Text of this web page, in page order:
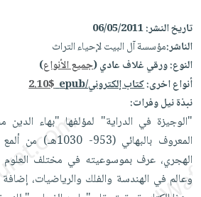
iKitab
على
Android
تحميل
iKitab
على
Apple
masmu3
على
Apple
القراءة
جوائز
أجهزة
العناية
الشخصية
العناية
وتصفيف
الشعر
العناية
بالجسم
العناية
المطبخ
والسفرة
الكل
أواني
الطهي
أدوات
الخبز
متجر
الهدايا
أقسام
الأكثر شحن
تاريخ النشر:06/05/2011
الناشر:مؤسسة آل البيت لإحياء التراث
النوع:ورقي غلاف عادي (جميع الأنواع)
أنواع اخرى:كتاب إلكتروني/epub
2.10$
نبذة نيل وفرات:
"الوجيزة في الدراية" لمؤلفها "بهاء
المعروف بالبهائي
الهجري، عرف بموسوعيته في مختلف العلوم
وعالم في الهندسة والفلك والرياضيات،